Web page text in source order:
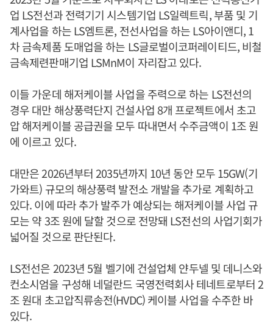
업 LS전선과 전력기기 시스템기업 LS일렉트릭, 부품 및 기
계사업을 하는 LS엠트론, 전선사업을 하는 LS아이앤디, 1
차 금속제품 도매업을 하는 LS글로벌이코퍼레이티드, 비철
금속제련판매기업 LSMnM이 자리잡고 있다.
이들 가운데 해저케이블 사업을 주력으로 하는 LS전선의
경우 대만 해상풍력단지 건설사업 8개 프로젝트에서 초고
압 해저케이블 공급권을 모두 따내면서 수주금액이 1조 원
에 이르고 있다.
대만은 2026년부터 2035년까지 10년 동안 모두 15GW(기
가와트) 규모의 해상풍력 발전소 개발을 추가로 계획하고
있다. 이에 따라 추가 발주가 예상되는 해저케이블 사업 규
모는 약 3조 원에 달할 것으로 전망돼 LS전선의 사업기회가
넓어질 것으로 판단된다.
LS전선은 2023년 5월 벨기에 건설업체 얀두넬 및 데니스와
컨소시엄을 구성해 네덜란드 국영전력회사 테네트로부터 2
조 원대 초고압직류송전(HVDC) 케이블 사업을 수주한 바
있다.